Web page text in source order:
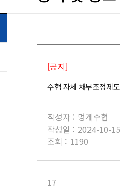
[공지]
수협 자체 채무조정제
작성자 : 멍게수협
작성일 : 2024-10-15
조회 : 1190
17